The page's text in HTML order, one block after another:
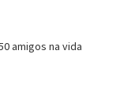
amigos na vida